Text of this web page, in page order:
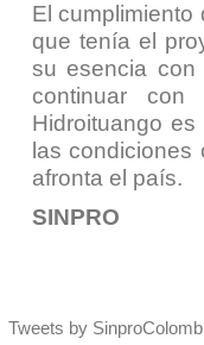
El cumplimiento
que tenía el
su esencia
continuar con
Hidroituango
las condiciones
afronta el país.
SINPRO
Tweets by